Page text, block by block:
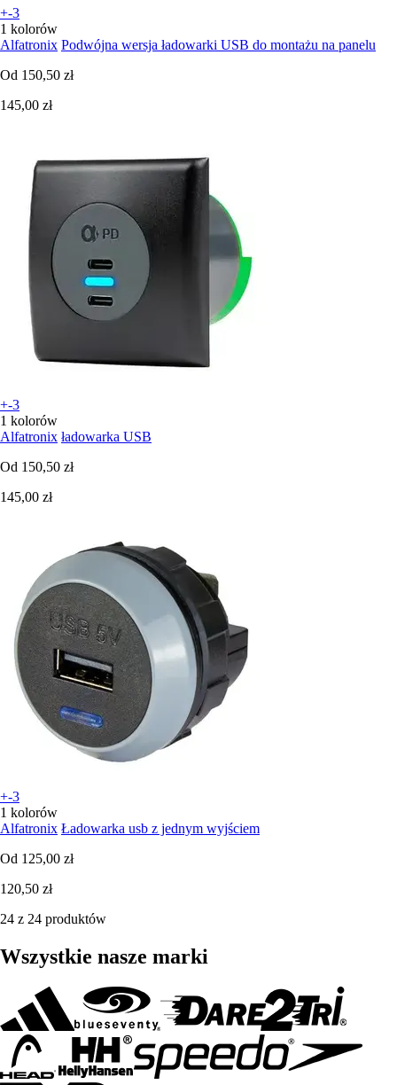
+-3
1 kolorów
Alfatronix Podwójna wersja ładowarki USB do montażu na panelu
Od 150,50 zł
145,00 zł
+-3
1 kolorów
Alfatronix ładowarka USB
Od 150,50 zł
145,00 zł
+-3
1 kolorów
Alfatronix Ładowarka usb z jednym wyjściem
Od 125,00 zł
120,50 zł
24 z 24 produktów
Wszystkie nasze marki